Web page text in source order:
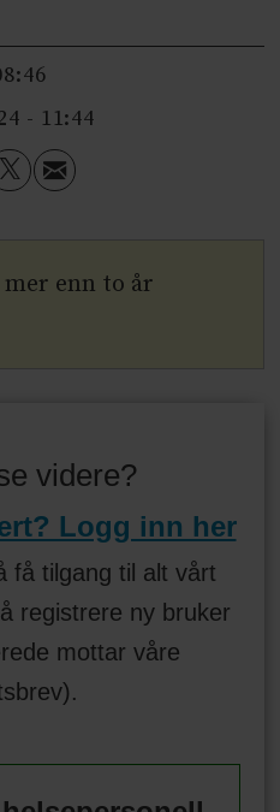
- 11:44
enn to år
videre?
Logg inn her
få tilgang til alt vårt
registrere ny bruker
mottar våre